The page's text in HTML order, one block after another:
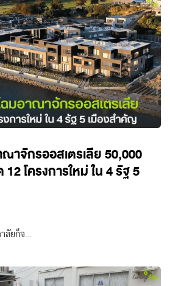
าจักรออสเตรเลีย 50,000
โครงการใหม่ ใน 4 รัฐ 5
ลัยก็จ…